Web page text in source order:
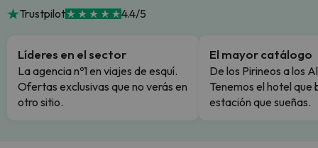
Trustpilot 4.4/5
Líderes en el sector
La agencia nº1 en viajes de esquí.
Ofertas exclusivas que no verás en
otro sitio.
El mayor catálogo
De los Pirineos a los
Tenemos el hotel que
estación que sueñas.